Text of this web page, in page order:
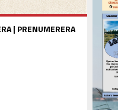
| PRENUMERERA